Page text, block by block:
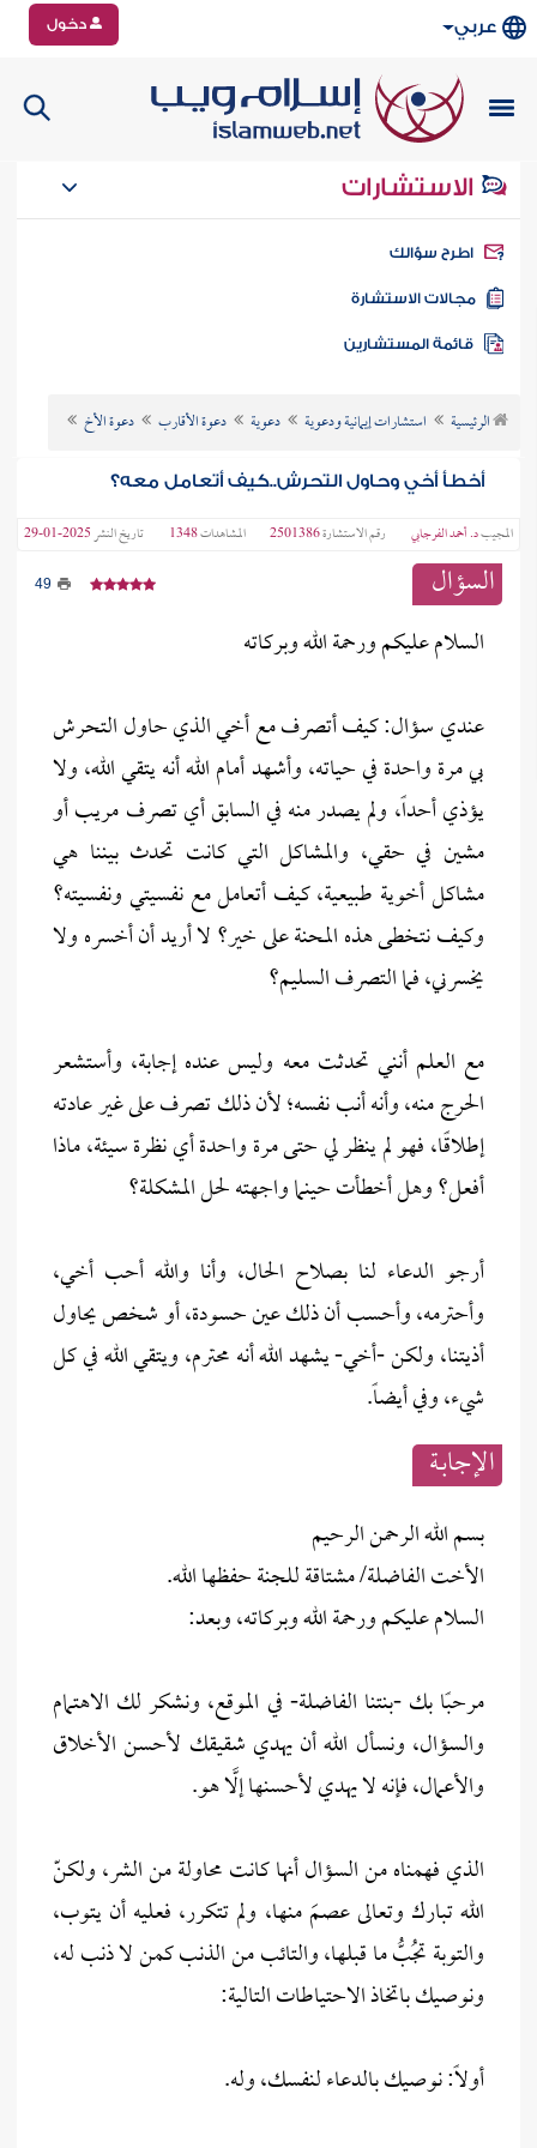
عربي دخول
الاستشارات
سؤالك
الاستشارة
الرئيسية استشارات إيمانية ودعوية دعوية دعوة الأقارب دعوة الأخ
أخطأ أخي وحاول التحرش..كيف أتعامل معه؟
المجيبد. أحمد الفرجابي رقم الاستشارة2501386 المشاهدات1348 تاريخ النشر2025-01-29
السؤال 49
السلام عليكم ورحمة الله وبركاته
عندي سؤال: كيف أتصرف مع أخي الذي حاول التحرش
بي مرة واحدة في حياته، وأشهد أمام الله أنه يتقي الله، ولا
يؤذي أحداً، ولم يصدر منه في السابق أي تصرف مريب أو
مشين في حقي، والمشاكل التي كانت تحدث بيننا هي
مشاكل أخوية طبيعية، كيف أتعامل مع نفسيتي ونفسيته؟
وكيف نتخطى هذه المحنة على خير؟ لا أريد أن أخسره ولا
يخسرني، فما التصرف السليم؟
مع العلم أنني تحدثت معه وليس عنده إجابة، وأستشعر
الحرج منه، وأنه أنب نفسه؛ لأن ذلك تصرف على غير عادته
إطلاقًا، فهو لم ينظر لي حتى مرة واحدة أي نظرة سيئة، ماذا
أفعل؟ وهل أخطأت حينما واجهته لحل المشكلة؟
أرجو الدعاء لنا بصلاح الحال، وأنا والله أحب أخي،
وأحترمه، وأحسب أن ذلك عين حسودة، أو شخص يحاول
أذيتنا، ولكن -أخي- يشهد الله أنه محترم، ويتقي الله في كل
شيء، وفي أيضاً.
الإجابــة
بسم الله الرحمن الرحيم
الأخت الفاضلة/ مشتاقة للجنة حفظها الله.
السلام عليكم ورحمة الله وبركاته، وبعد:
مرحبًا بك -بنتنا الفاضلة- في الموقع، ونشكر لك الاهتمام
والسؤال، ونسأل الله أن يهدي شقيقك لأحسن الأخلاق
والأعمال، فإنه لا يهدي لأحسنها إلَّا هو.
الذي فهمناه من السؤال أنها كانت محاولة من الشر، ولكنّ
الله تبارك وتعالى عصمَ منها، ولم تتكرر، فعليه أن يتوب،
والتوبة تجُبُّ ما قبلها، والتائب من الذنب كمن لا ذنب له،
ونوصيك باتخاذ الاحتياطات التالية:
أولاً: نوصيك بالدعاء لنفسك، وله.